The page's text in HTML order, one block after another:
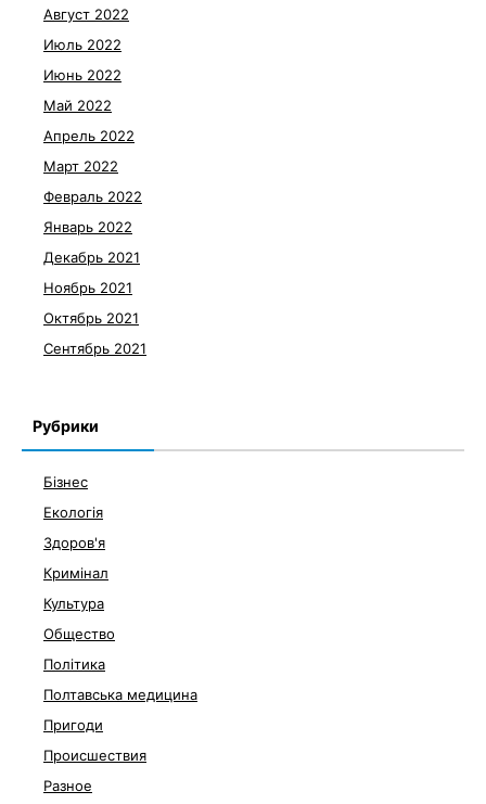
Август 2022
Июль 2022
Июнь 2022
Май 2022
Апрель 2022
Март 2022
Февраль 2022
Январь 2022
Декабрь 2021
Ноябрь 2021
Октябрь 2021
Сентябрь 2021
Рубрики
Бізнес
Екологія
Здоров'я
Кримінал
Культура
Общество
Політика
Полтавська медицина
Пригоди
Происшествия
Разное